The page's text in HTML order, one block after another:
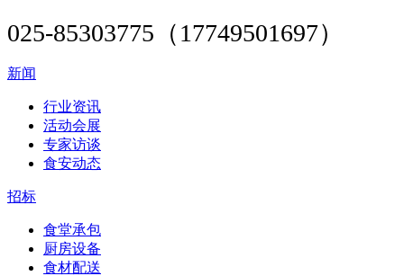
025-85303775（17749501697）
新闻
行业资讯
活动会展
专家访谈
食安动态
招标
食堂承包
厨房设备
食材配送